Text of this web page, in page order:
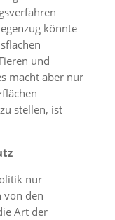
könnte
und
macht aber nur
stellen, ist
nur
von den
Art der